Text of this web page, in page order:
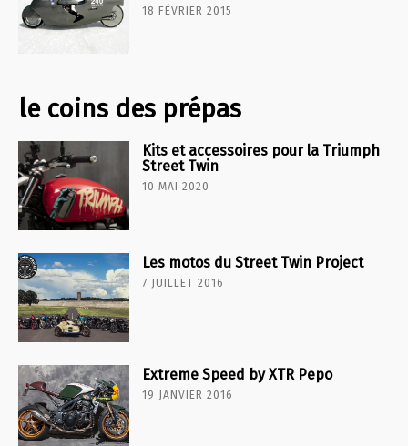
18 FÉVRIER 2015
le coins des prépas
Kits et accessoires pour la Triumph
Street Twin
10 MAI 2020
Les motos du Street Twin Project
7 JUILLET 2016
Extreme Speed by XTR Pepo
19 JANVIER 2016